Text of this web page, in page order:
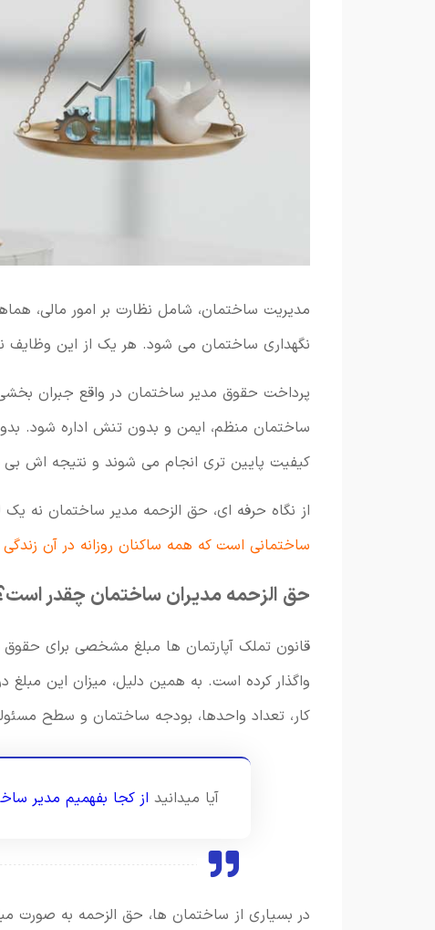
مدیریت ساختمان، شامل نظارت بر امور مالی،
نگهداری ساختمان می شود. هر یک از این وظایف
پرداخت حقوق مدیر ساختمان در واقع جبران
ساختمان منظم، ایمن و بدون تنش اداره شود.
کیفیت پایین تری انجام می شوند و نتیجه اش بی
از نگاه حرفه ای، حق الزحمه مدیر ساختمان نه یک
ساختمانی است که همه ساکنان روزانه در آن
حق الزحمه مدیران ساختمان چقدر
قانون تملک آپارتمان ها مبلغ مشخصی برای
واگذار کرده است. به همین دلیل، میزان این
کار، تعداد واحدها، بودجه ساختمان و سطح
آیا میدانید از کجا بفهمیم مدیر
در بسیاری از ساختمان ها، حق الزحمه به صورت